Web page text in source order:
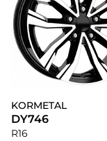
KORMETAL
DY746
R16